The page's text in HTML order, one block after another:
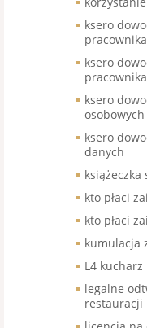
ksero
pracownika
ksero
ksero
osobowych
ksero
danych
książeczka
kto płaci
kto płaci
kumulacja
L4 kucharz
legalne
restauracji